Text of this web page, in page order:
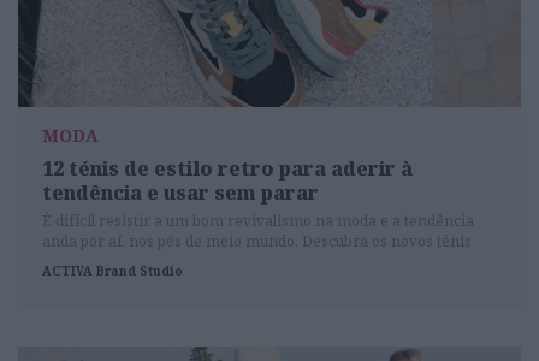
MODA
12 ténis de estilo retro para aderir à
tendência e usar sem parar
É difícil resistir a um bom revivalismo na moda e a tendência
anda por aí, nos pés de meio mundo. Descubra os novos ténis
retro com ADN britânico e junte-se ao clube.
ACTIVA Brand Studio